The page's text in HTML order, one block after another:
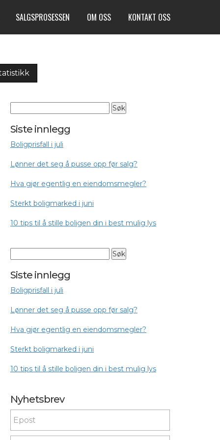
SALGSPROSESSEN OM OSS KONTAKT OSS
Siste innlegg
Boligprisfall i juli
Lønner det seg å pusse opp før salg?
Hva gjør egentlig en eiendomsmegler?
Sterkt boligmarked i juni
10 tips til å stille boligen din i best mulig lys
Siste innlegg
Boligprisfall i juli
Lønner det seg å pusse opp før salg?
Hva gjør egentlig en eiendomsmegler?
Sterkt boligmarked i juni
10 tips til å stille boligen din i best mulig lys
Nyhetsbrev
Nyhetsbrev
If you
are
human,